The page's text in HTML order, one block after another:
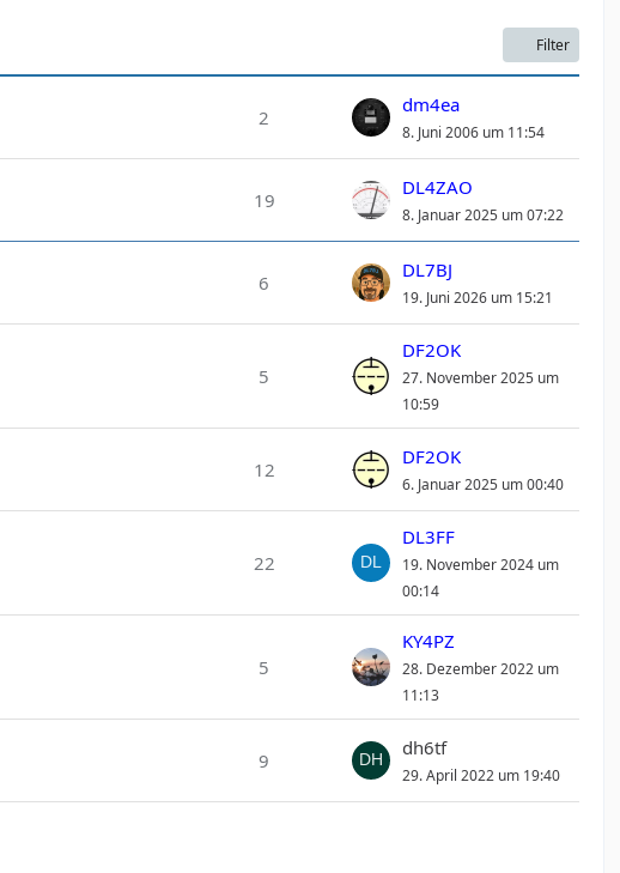
Filter
2
dm4ea
8. Juni 2006 um 11:54
19
DL4ZAO
8. Januar 2025 um 07:22
6
DL7BJ
19. Juni 2026 um 15:21
5
DF2OK
27. November 2025 um
10:59
12
DF2OK
6. Januar 2025 um 00:40
22
DL3FF
19. November 2024 um
00:14
5
KY4PZ
28. Dezember 2022 um
11:13
9
dh6tf
29. April 2022 um 19:40